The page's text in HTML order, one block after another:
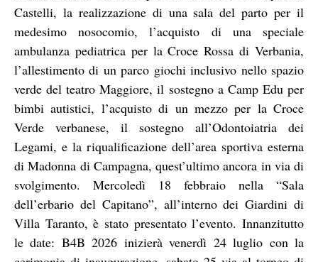
Castelli, la realizzazione di una sala del parto per il
medesimo nosocomio, l’acquisto di una speciale
ambulanza pediatrica per la Croce Rossa di Verbania,
l’allestimento di un parco giochi inclusivo nello spazio
verde del teatro Maggiore, il sostegno a Camp Edu per
bimbi autistici, l’acquisto di un mezzo per la Croce
Verde verbanese, il sostegno all’Odontoiatria dei
Legami, e la riqualificazione dell’area sportiva esterna
di Madonna di Campagna, quest’ultimo ancora in via di
svolgimento. Mercoledì 18 febbraio nella “Sala
dell’erbario del Capitano”, all’interno dei Giardini di
Villa Taranto, è stato presentato l’evento. Innanzitutto
le date: B4B 2026 inizierà venerdì 24 luglio con la